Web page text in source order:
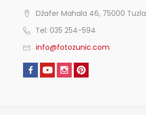
Džafer Mahala 46, 75000 Tuzla
Tel: 035 254-594
info@fotozunic.com